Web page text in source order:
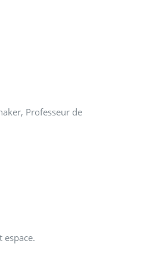
Professeur de
espace.